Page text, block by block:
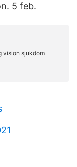
5 feb.